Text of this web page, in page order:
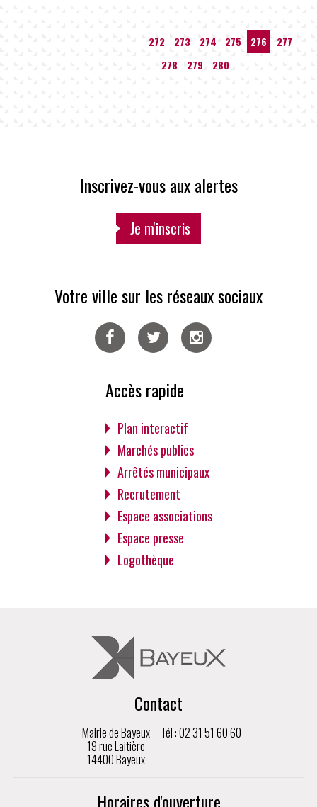
272 273 274 275 276
277
278
279 280
Inscrivez-vous aux alertes
Je m'inscris
Votre ville sur les réseaux sociaux
Accès rapide
Plan interactif
Marchés publics
Arrêtés municipaux
Recrutement
Espace associations
Espace presse
Logothèque
Contact
Mairie de Bayeux
19 rue Laitière
14400 Bayeux
Tél : 02 31 51 60 60
Horaires d'ouverture